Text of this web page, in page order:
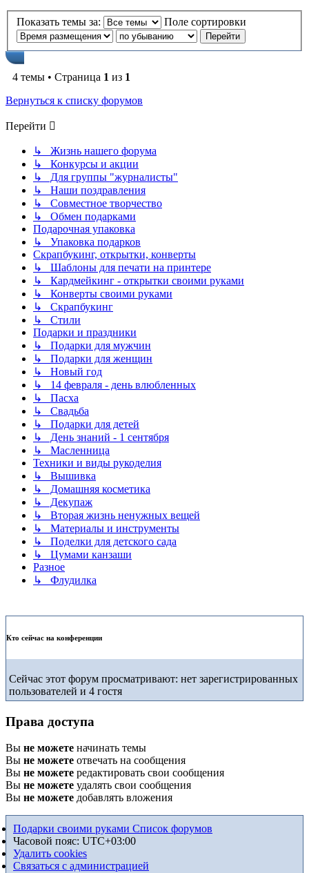
Показать темы за: Поле сортировки
4 темы • Страница 1 из 1
Вернуться к списку форумов
Перейти
↳ Жизнь нашего форума
↳ Конкурсы и акции
↳ Для группы "журналисты"
↳ Наши поздравления
↳ Совместное творчество
↳ Обмен подарками
Подарочная упаковка
↳ Упаковка подарков
Скрапбукинг, открытки, конверты
↳ Шаблоны для печати на принтере
↳ Кардмейкинг - открытки своими руками
↳ Конверты своими руками
↳ Скрапбукинг
↳ Стили
Подарки и праздники
↳ Подарки для мужчин
↳ Подарки для женщин
↳ Новый год
↳ 14 февраля - день влюбленных
↳ Пасха
↳ Свадьба
↳ Подарки для детей
↳ День знаний - 1 сентября
↳ Масленница
Техники и виды рукоделия
↳ Вышивка
↳ Домашняя косметика
↳ Декупаж
↳ Вторая жизнь ненужных вещей
↳ Материалы и инструменты
↳ Поделки для детского сада
↳ Цумами канзаши
Разное
↳ Флудилка
Кто сейчас на конференции
Сейчас этот форум просматривают: нет зарегистрированных
пользователей и 4 гостя
Права доступа
Вы не можете начинать темы
Вы не можете отвечать на сообщения
Вы не можете редактировать свои сообщения
Вы не можете удалять свои сообщения
Вы не можете добавлять вложения
Подарки своими руками Список форумов
Часовой пояс: UTC+03:00
Удалить cookies
Связаться с администрацией